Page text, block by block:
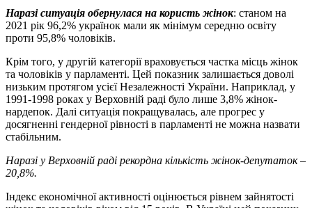
Наразі ситуація обернулася на користь жінок: станом на
2021 рік 96,2% українок мали як мінімум середню освіту
проти 95,8% чоловіків.
Крім того, у другій категорії враховується частка місць жінок
та чоловіків у парламенті. Цей показник залишається доволі
низьким протягом усієї Незалежності України. Наприклад, у
1991-1998 роках у Верховній раді було лише 3,8% жінок-
нардепок. Далі ситуація покращувалась, але прогрес у
досягненні гендерної рівності в парламенті не можна назвати
стабільним.
Наразі у Верховній раді рекордна кількість жінок-депутаток –
20,8%.
Індекс економічної активності оцінюється рівнем зайнятості